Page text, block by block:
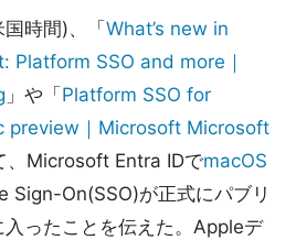
時間)、「 What’s new in
Platform SSO and more｜
」や「 Platform SSO for
preview｜Microsoft Microsoft
、Microsoft Entra IDでmacOS
Sign-On(SSO)が正式にパブリ
入ったことを伝えた。Appleデ